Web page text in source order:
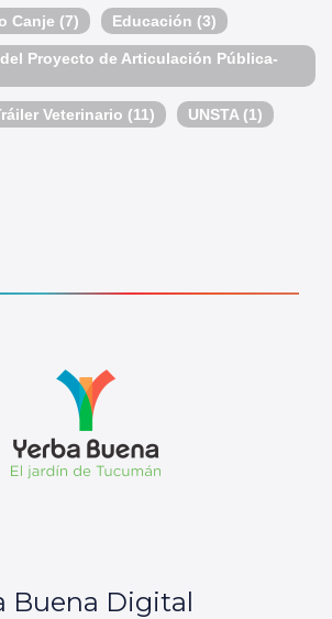
Canje (7) Educación (3)
Proyecto de Articulación Pública-
Veterinario (11) UNSTA (1)
Buena Digital